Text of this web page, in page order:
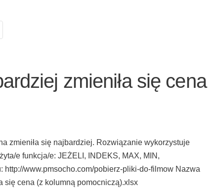
zmieniła się cena
zmieniła się najbardziej. Rozwiązanie wykorzystuje
e funkcja/e: JEŻELI, INDEKS, MAX, MIN,
www.pmsocho.com/pobierz-pliki-do-filmow Nazwa
się cena (z kolumną pomocniczą).xlsx